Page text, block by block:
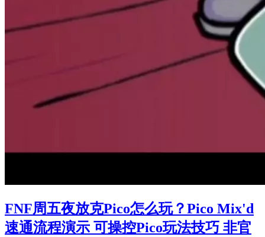
FNF周五夜放克Pico怎么玩？Pico Mix'd
速通流程演示 可操控Pico玩法技巧 非官